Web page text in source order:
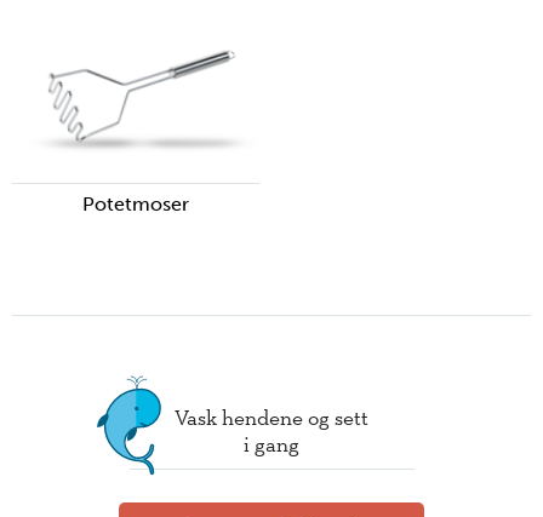
Potetmoser
Vask hendene og sett
i gang